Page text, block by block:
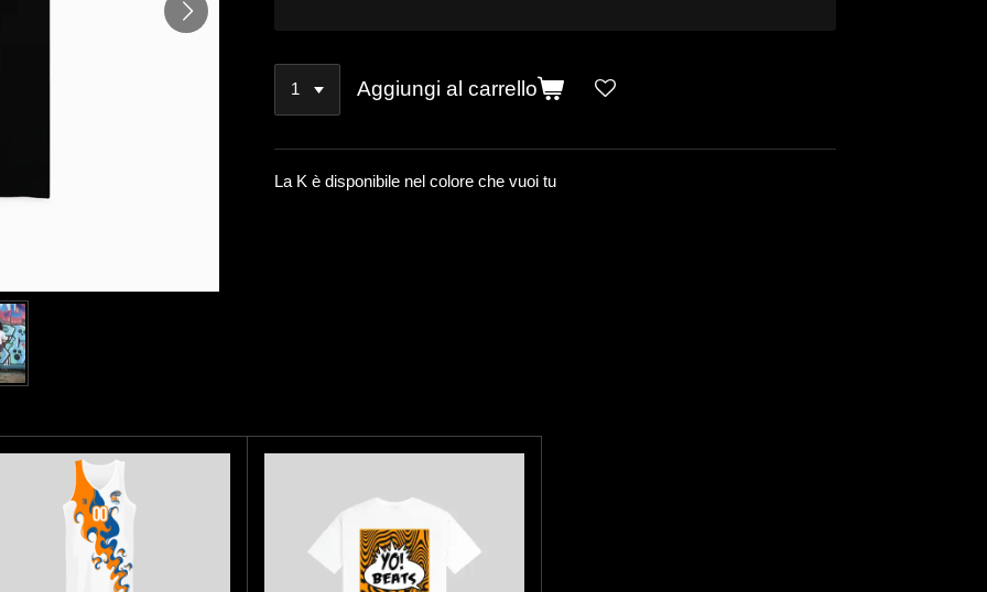
Aggiungi al carrello
La K è disponibile nel colore che vuoi tu